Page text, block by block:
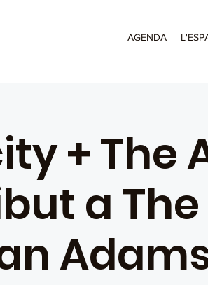
AGENDA
+ The
a